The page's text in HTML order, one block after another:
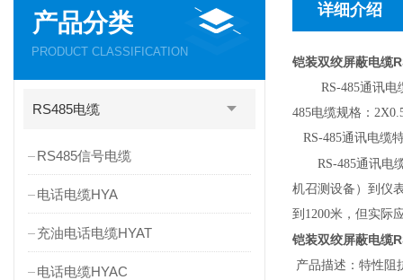
产品分类
PRODUCT CLASSIFICATION
RS485电缆
RS485信号电缆
电话电缆HYA
充油电话电缆HYAT
电话电缆HYAC
详细介绍
铠装双绞屏蔽电缆
RS-485通讯
485电缆规格：
RS-485通讯电缆
RS-485通讯电
机召测设备）到仪
到1200米，但实际
铠装双绞屏蔽电缆
产品描述：特性阻